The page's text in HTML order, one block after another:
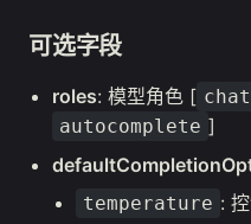
可选字段
roles: 模型角色 [ chat
autocomplete ]
temperature :